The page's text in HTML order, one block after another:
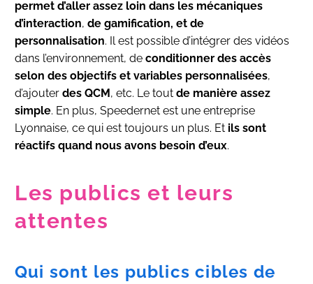
permet d’aller assez loin dans les mécaniques
d’interaction, de gamification, et de
personnalisation. Il est possible d’intégrer des vidéos
dans l’environnement, de conditionner des accès
selon des objectifs et variables personnalisées,
d’ajouter des QCM, etc. Le tout de manière assez
simple. En plus, Speedernet est une entreprise
Lyonnaise, ce qui est toujours un plus. Et ils sont
réactifs quand nous avons besoin d’eux.
Les publics et leurs
attentes
Qui sont les publics cibles de